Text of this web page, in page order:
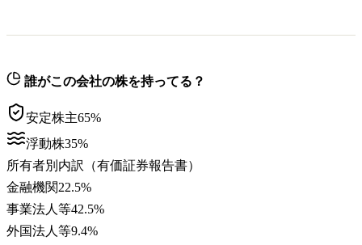
誰がこの会社の株を持ってる？
安定株主65%
浮動株35%
所有者別内訳（有価証券報告書）
金融機関22.5%
事業法人等42.5%
外国法人等9.4%